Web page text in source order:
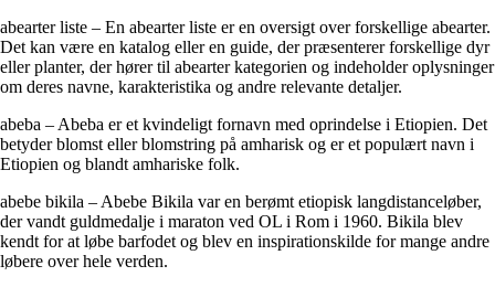
abearter liste – En abearter liste er en oversigt over forskellige abearter.
Det kan være en katalog eller en guide, der præsenterer forskellige dyr
eller planter, der hører til abearter kategorien og indeholder oplysninger
om deres navne, karakteristika og andre relevante detaljer.
abeba – Abeba er et kvindeligt fornavn med oprindelse i Etiopien. Det
betyder blomst eller blomstring på amharisk og er et populært navn i
Etiopien og blandt amhariske folk.
abebe bikila – Abebe Bikila var en berømt etiopisk langdistanceløber,
der vandt guldmedalje i maraton ved OL i Rom i 1960. Bikila blev
kendt for at løbe barfodet og blev en inspirationskilde for mange andre
løbere over hele verden.